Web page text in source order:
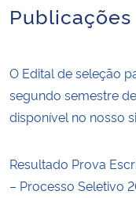
O Edital de seleção
segundo semestre
disponível no nosso
Resultado Prova
– Processo Seletivo